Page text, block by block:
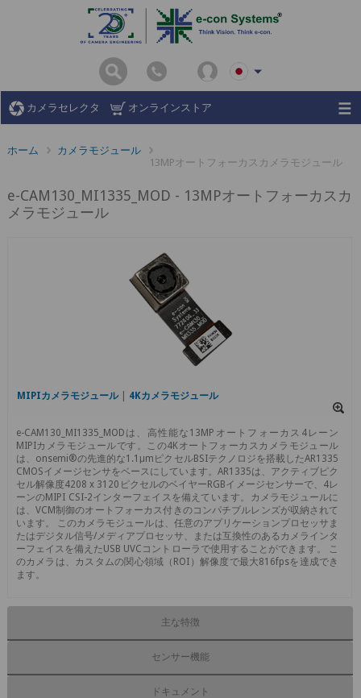
カメラセレクタ オンラインストア
ホーム
カメラモジュール
13MPオートフォーカスカメラモジュール
e-CAM130_MI1335_MOD - 13MPオートフォーカスカ
メラモジュール
MIPIカメラモジュール| 4Kカメラモジュール
e-CAM130_MI1335_MODは、高性能な13MPオートフォーカス4レーン
MIPIカメラモジュールです。この4Kオートフォーカスカメラモジュール
は、onsemi®の先進的な1.1μmピクセルBSIテクノロジを搭載したAR1335
CMOSイメージセンサをベースにしています。AR1335は、アクティブピク
セル解像度4208 x 3120ピクセルのベイヤーRGBイメージセンサーで、4レ
ーンのMIPI CSI-2インターフェイスを備えています。カメラモジュールに
は、VCM制御のオートフォーカス付きのコンパチブルレンズが収納されて
います。 このカメラモジュールは、任意のアプリケーションプロセッサま
たはデジタル信号/メディアプロセッサ、または互換性のあるカメラインタ
ーフェイスを備えたUSB UVCコントローラで使用することができます。 こ
のカメラは、カスタムの関心領域（ROI）解像度で最大816fpsを達成でき
ます。
主な特徴
センサー機能
ドキュメント